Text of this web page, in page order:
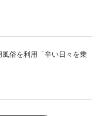
俗を利用「辛い日々を乗